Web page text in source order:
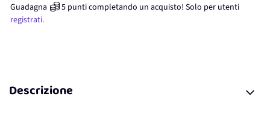
Guadagna 5 punticompletando un acquisto! Solo per utenti
registrati.
Descrizione